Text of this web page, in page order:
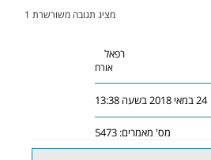
מציג תגובה משורשרת 1
רפאל
אורח
24 במאי 2018 בשעה 13:38
מס' מאמרים: 5473